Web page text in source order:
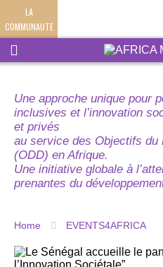
LA
COMMUNAUTE
Une approche unique pour
inclusives et l’innovation
et privés
au service des Objectifs du
(ODD) en Afrique.
Une initiative globale à
prenantes du
Home EVENTS4AFRICA